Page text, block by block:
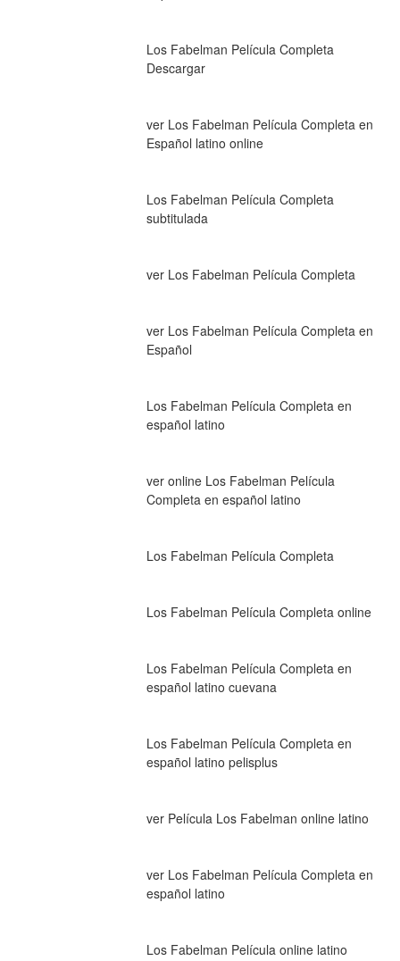
Los Fabelman Película Completa
Descargar
ver Los Fabelman Película Completa en
Español latino online
Los Fabelman Película Completa
subtitulada
ver Los Fabelman Película Completa
ver Los Fabelman Película Completa en
Español
Los Fabelman Película Completa en
español latino
ver online Los Fabelman Película
Completa en español latino
Los Fabelman Película Completa
Los Fabelman Película Completa online
Los Fabelman Película Completa en
español latino cuevana
Los Fabelman Película Completa en
español latino pelisplus
ver Película Los Fabelman online latino
ver Los Fabelman Película Completa en
español latino
Los Fabelman Película online latino